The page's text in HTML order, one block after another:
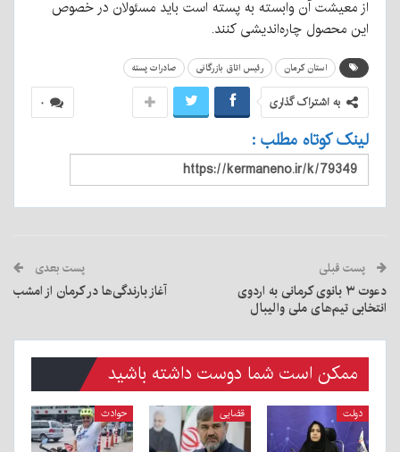
از معیشت آن وابسته به پسته است باید مسئولان در خصوص
این محصول چاره‌اندیشی کنند.
استان کرمان رئیس اتاق بازرگانی صادرات پسته
۰ به اشتراک گذاری
لینک کوتاه مطلب :
پست قبلی
دعوت ۳ بانوی کرمانی به اردوی
انتخابی تیم‌های ملی والیبال
پست بعدی
آغاز بارندگی‌ها در کرمان از امشب
ممکن است شما دوست داشته باشید
دولت قضایی حوادث